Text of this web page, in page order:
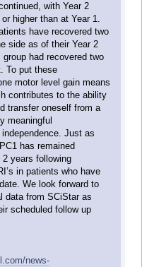
with Year 2
higher than at Year 1.
have recovered two
side as of their Year 2
had recovered two
To put these
motor level gain means
contributes to the ability
transfer oneself from a
meaningful
Just as
has remained
years following
in patients who have
We look forward to
data from SCiStar as
scheduled follow up
news-